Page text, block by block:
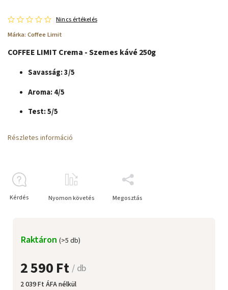
Nincs értékelés
Márka: Coffee Limit
2 590 Ft/ db
2 039 Ft ÁFA nélkül
Raktáron (>5 db)
COFFEE LIMIT Crema - Szemes kávé 250g
Savasság: 3/5
Aroma: 4/5
Test: 5/5
Részletes információ
Kérdés Nyomon követés Megosztás